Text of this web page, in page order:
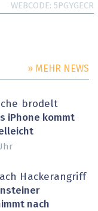
WEBCODE 5PGYGECR
» MEHR NEWS
brodelt
iPhone kommt
Hackerangriff
nach